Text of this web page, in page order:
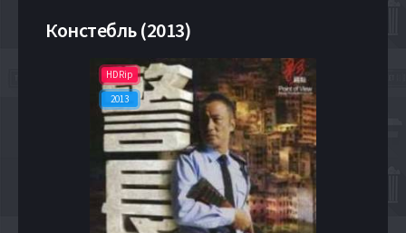
Констебль (2013)
HDRip
2013